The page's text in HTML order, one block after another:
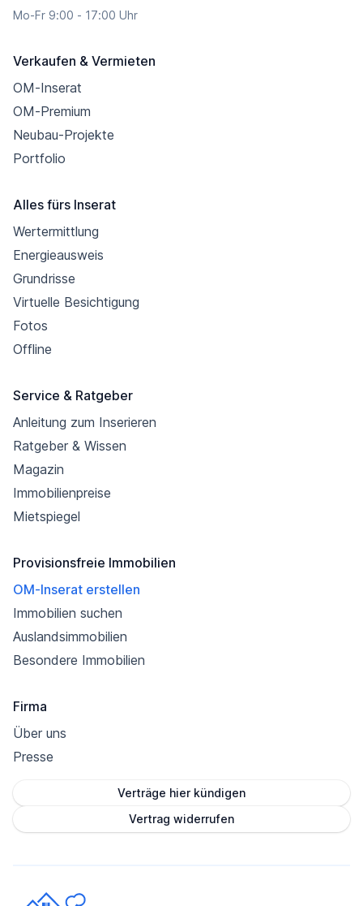
Mo-Fr 9:00 - 17:00 Uhr
Verkaufen & Vermieten
OM-Inserat
OM-Premium
Neubau-Projekte
Portfolio
Alles fürs Inserat
Wertermittlung
Energieausweis
Grundrisse
Virtuelle Besichtigung
Fotos
Offline
Service & Ratgeber
Anleitung zum Inserieren
Ratgeber & Wissen
Magazin
Immobilienpreise
Mietspiegel
Provisionsfreie Immobilien
OM-Inserat erstellen
Immobilien suchen
Auslandsimmobilien
Besondere Immobilien
Firma
Über uns
Presse
Verträge hier kündigen
Vertrag widerrufen